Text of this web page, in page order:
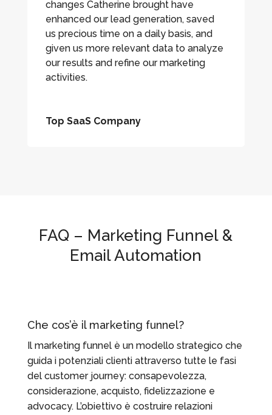
changes Catherine brought have
enhanced our lead generation, saved
us precious time on a daily basis, and
given us more relevant data to analyze
our results and refine our marketing
activities.
Top SaaS Company
FAQ – Marketing Funnel &
Email Automation
Che cos’è il marketing funnel?
Il marketing funnel è un modello strategico che
guida i potenziali clienti attraverso tutte le fasi
del customer journey: consapevolezza,
considerazione, acquisto, fidelizzazione e
advocacy. L’obiettivo è costruire relazioni